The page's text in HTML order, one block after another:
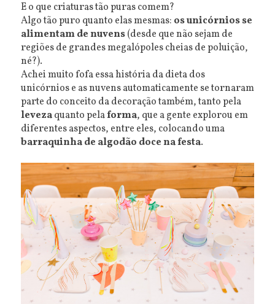
E o que criaturas tão puras comem?
Algo tão puro quanto elas mesmas: os unicórnios se
alimentam de nuvens(desde que não sejam de
regiões de grandes megalópoles cheias de poluição,
né?).
Achei muito fofa essa história da dieta dos
unicórnios e as nuvens automaticamente se tornaram
parte do conceito da decoração também, tanto pela
levezaquanto pelaforma, que a gente explorou em
diferentes aspectos, entre eles, colocando uma
barraquinha de algodão doce na festa.